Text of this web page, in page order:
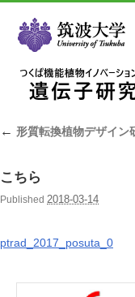
← 形質転換植物デザイン
こちら
Published 2018-03-14
ptrad_2017_posuta_0